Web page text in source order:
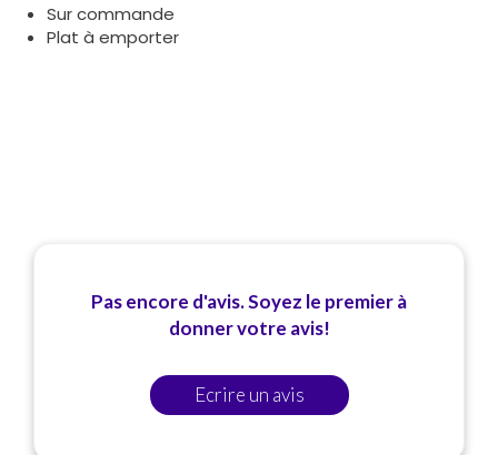
Sur commande
Plat à emporter
Pas encore d'avis. Soyez le premier à
donner votre avis!
Ecrire un avis